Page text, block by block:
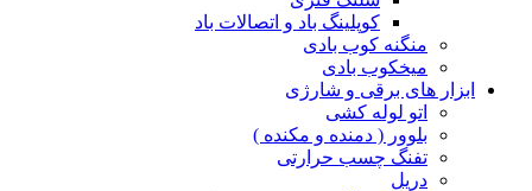
کوپلینگ باد و اتصالات باد
منگنه کوب بادی
میخکوب بادی
ابزار های برقی و شارژی
اتو لوله کشی
بلوور ( دمنده و مکنده )
تفنگ چسب حرارتی
دریل